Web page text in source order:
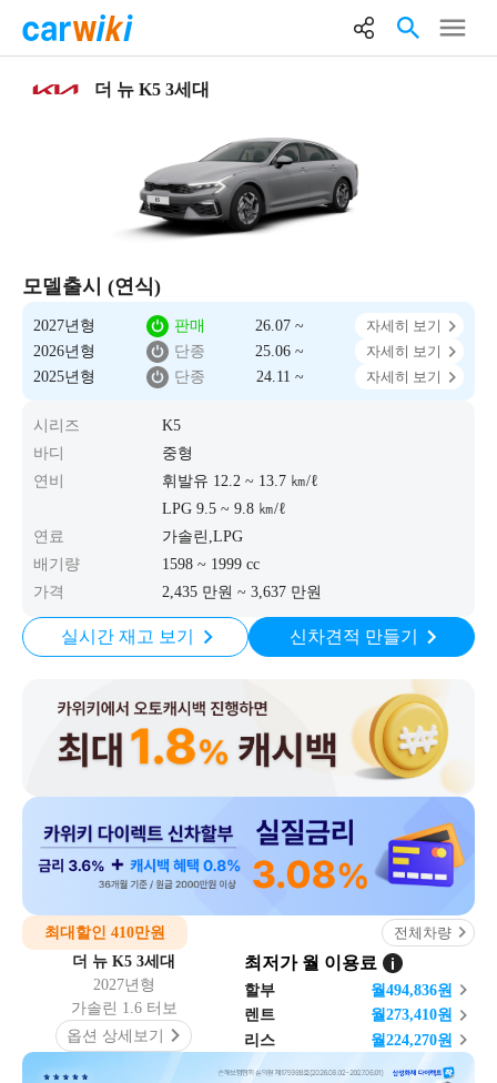
더 뉴 K5 3세대
모델출시 (연식)
2027년형 판매 26.07 ~
자세히 보기
2026년형
단종 25.06 ~
자세히 보기
2025년형
단종 24.11 ~ 자세히 보기
시리즈
K5
바디
중형
연비
휘발유 12.2 ~ 13.7 ㎞/ℓ
LPG 9.5 ~ 9.8 ㎞/ℓ
연료
가솔린,LPG
배기량
1598 ~ 1999 cc
가격
2,435 만원 ~ 3,637 만원
실시간 재고 보기 신차견적 만들기
최대할인 410만원
전체차량
더 뉴 K5 3세대
2027년형
가솔린 1.6 터보
옵션 상세보기
최저가 월 이용료
할부 월 494,836원
렌트
월273,410원
리스
월 224,270원